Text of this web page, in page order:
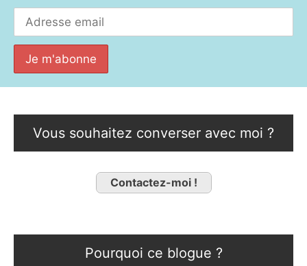
Vous souhaitez converser avec moi ?
Contactez-moi !
Pourquoi ce blogue ?